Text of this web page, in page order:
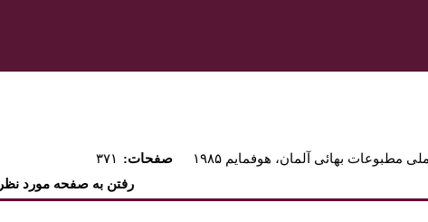
۳۷۱ :صفحات مطبوعات بهائی آلمان، هوفمايم ۱۹۸۵
رفتن به صفحه مورد نظر